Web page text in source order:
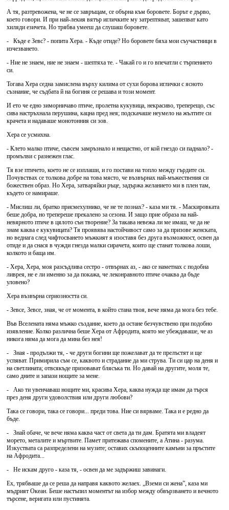
А тя, разтревожена, че не се завръщам, се обърна към боровете. Борът е дърво,
което говори. И при най-лекия вятър игличките му затрептяват, зашепват като
хиляди езичета. Но трябва умееш да слушаш боровете.
- Къде е Зевс? - попита Хера. - Къде отиде? Но боровете бяха мои съучастници в
изчезването.
- Ние не знаем, ние не знаем - шептяха те. - Чакай го и го впечатли с търпението
си.
Тогава Хера седна замислена върху килима от сухи борова иглички с ясното
съзнание, че съдбата й на богиня се решава и този момент.
И ето че едно зиморничаво птиче, пролетна кукувица, некрасиво, треперещо, със
сива настръхнала перушина, кацна пред нея; подскачаше неумело на жълтите си
крачета и надаваше монотонния си зов.
Хера се усмихна.
- Клето малко птиче, съвсем замръзнало и нещастно, от кой гнездо си паднало? -
промълви с разнежен глас.
Тя взе птичето, което не се изплаши, и го постави на топло между гърдите си.
Почувствах се толкова добре на това място, че възвърнах най-мъжествения си
божествен образ. Но Хера, затваряйки ръце, задържа желанието ми в плен там,
където се намираше.
- Мислиш ли, братко присмехулнико, че не те познах? - каза ми тя. - Маскировката
беше добра, но трепереше прекалено за сезона. И защо прие образа на най-
невярното птиче в цялото сън творение? За такава невежа ли ме имаш, че да не
знам каква е кукувицата? Тя проявява настойчивост само за да призове женската,
но веднага след чифтосването мъжкият я изоставя без друга възможност, освен да
отиде и да снася в чужди гнезда малки сирачета, които ще станат толкова лоши,
колкото и баща им.
- Хера, Хера, моя разсъдлива сестро - отвърнах аз, - ако се наметнах с подобна
ливрея, не е ли именно за да покажа, че леконравното птиче очаква да бъде
уловено?
Хера възвърна сериозността си.
- Зевсе, Зевсе, зная, че от момента, в който стана твоя, вече няма да мога без тебе.
Във Вселената няма мъжко създание, което да остане безчувствено при подобно
изявление. Колко различна беше Хера от Афродита, която ме убеждаваше, че аз
никога няма да мога да мина без нея!
- Зная - продължи тя, - че други богини ще пожелават да те прелъстят и ще
успяват. Примирила съм се, каквото и страдание да ми струва. Ти си цар на деня и
на светлината; отвсякъде призовават блясъка ти. Но давай на другите, моля те,
само дните и запази нощите за мене.
- Ако ти увенчаваш нощите ми, красива Хера, каква нужда ще имам да търся
през деня други удоволствия или други любови?
Така се говори, така се говори... преди това. Ние си вярваме. Така и е редно да
бъде.
- Знай обаче, че вече няма каква част от света да ти дам. Братята ми владеят
морето, металите и мъртвите. Памет притежава спомените, а Атина - разума.
Изкуствата са разпределени на музите; оставих скъпоценните камъни за пръстите
на Афродита...
- Не искам друго - каза тя, - освен да ме задържиш завинаги.
Ех, трябваше да се реша да направя каквото желаех. „Вземи си жена”, каза ми
мъдрият Океан. Беше настъпил моментът на избор между обвързването и вечното
търсене, веригата или пустинята.